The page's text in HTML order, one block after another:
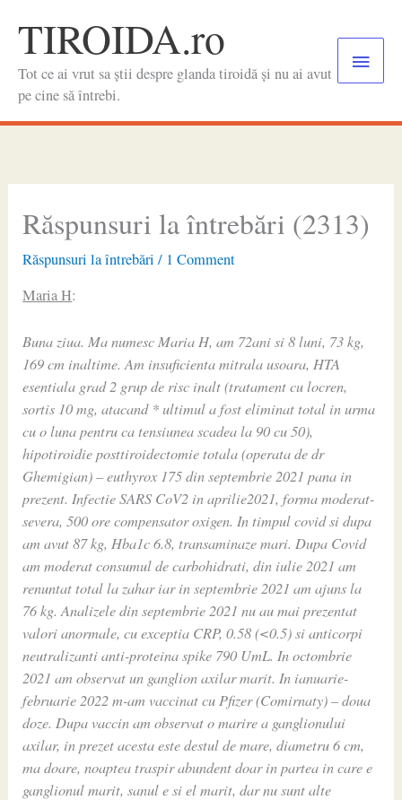
contentTIROIDA.ro
Tot ce ai vrut sa știi despre glanda tiroidă și nu ai avut
pe cine să întrebi.
Main
Răspunsuri la întrebări (2313)
Răspunsuri la întrebări / 1 Comment
Maria H:
Buna ziua. Ma numesc Maria H, am 72ani si 8 luni, 73 kg,
169 cm inaltime. Am insuficienta mitrala usoara, HTA
esentiala grad 2 grup de risc inalt (tratament cu locren,
sortis 10 mg, atacand * ultimul a fost eliminat total in urma
cu o luna pentru ca tensiunea scadea la 90 cu 50),
hipotiroidie posttiroidectomie totala (operata de dr
Ghemigian) – euthyrox 175 din septembrie 2021 pana in
prezent. Infectie SARS CoV2 in aprilie2021, forma moderat-
severa, 500 ore compensator oxigen. In timpul covid si dupa
am avut 87 kg, Hba1c 6.8, transaminaze mari. Dupa Covid
am moderat consumul de carbohidrati, din iulie 2021 am
renuntat total la zahar iar in septembrie 2021 am ajuns la
76 kg. Analizele din septembrie 2021 nu au mai prezentat
valori anormale, cu exceptia CRP, 0.58 (<0.5) si anticorpi
neutralizanti anti-proteina spike 790 UmL. In octombrie
2021 am observat un ganglion axilar marit. In ianuarie-
februarie 2022 m-am vaccinat cu Pfizer (Comirnaty) – doua
doze. Dupa vaccin am observat o marire a ganglionului
axilar, in prezet acesta este destul de mare, diametru 6 cm,
ma doare, noaptea traspir abundent doar in partea in care e
ganglionul marit, sanul e si el marit, dar nu sunt alte